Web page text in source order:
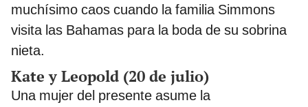
muchísimo caos cuando la familia Simmons
visita las Bahamas para la boda de su sobrina
nieta.
Kate y Leopold (20 de julio)
Una mujer del presente asume la